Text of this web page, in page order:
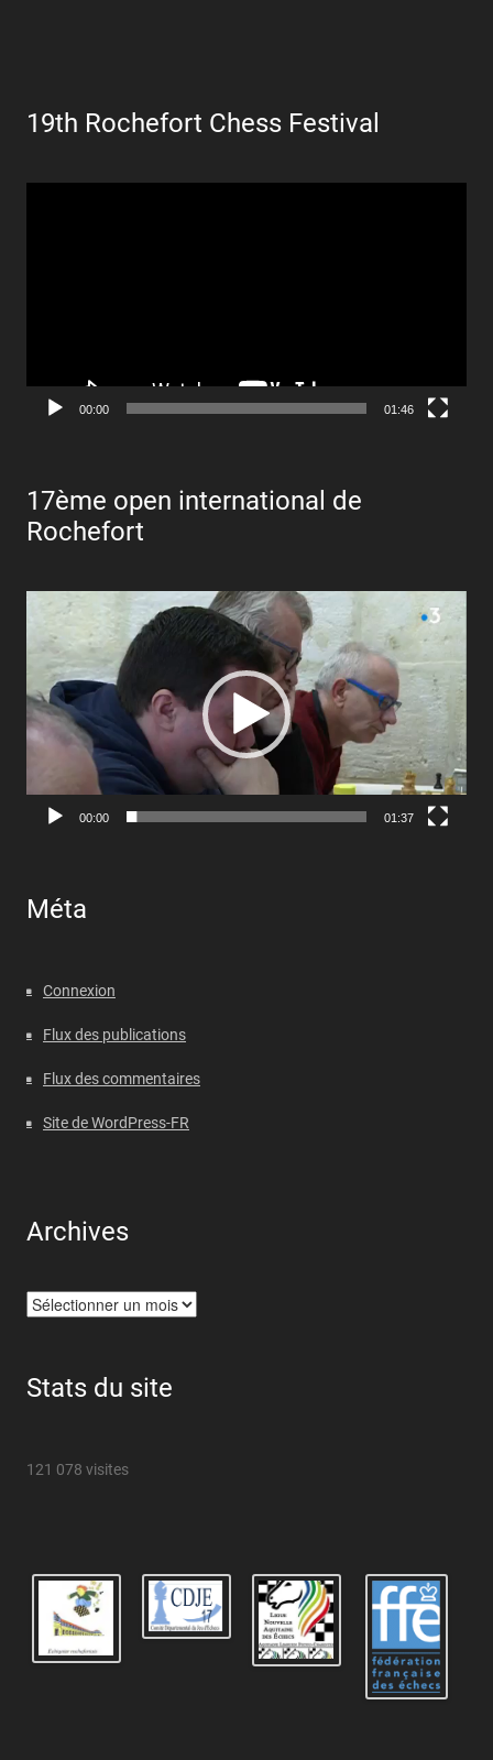
19th Rochefort Chess Festival
00:00 01:46
17ème open international de
Rochefort
Lecteur
vidéo
00:00 01:37
Méta
Connexion
Flux des publications
Flux des commentaires
Site de WordPress-FR
Archives
Archives
Stats du site
121 078 visites